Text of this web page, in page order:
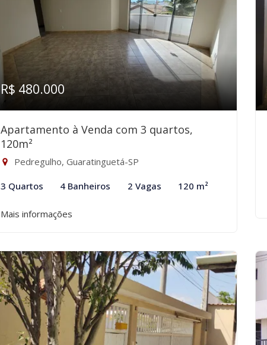
R$ 480.000
Apartamento à Venda com 3 quartos,
120m²
Pedregulho, Guaratinguetá-SP
3 Quartos 4 Banheiros 2 Vagas 120 m²
Mais informações